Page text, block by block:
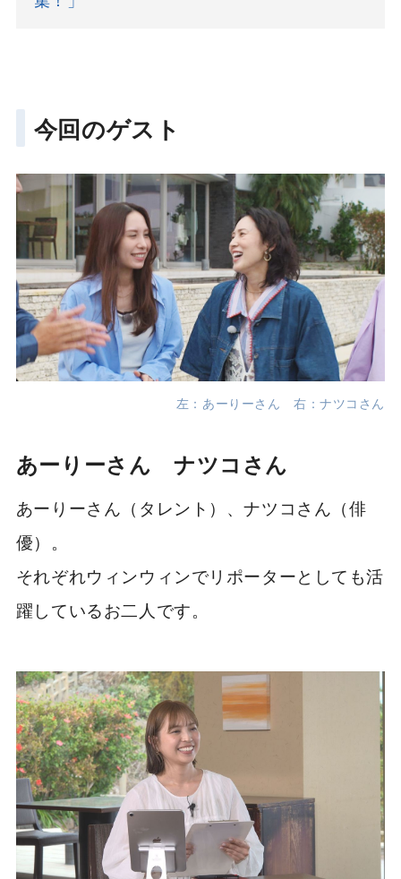
今回のゲスト
左：あーりーさん 右：ナツコさん
あーりーさん ナツコさん
あーりーさん（タレント）、ナツコさん（俳
優）。
それぞれウィンウィンでリポーターとしても活
躍しているお二人です。